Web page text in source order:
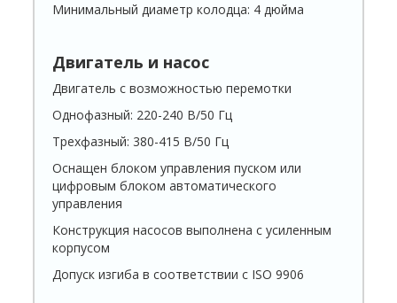
Минимальный диаметр колодца: 4 дюйма
Двигатель и насос
Двигатель с возможностью перемотки
Однофазный: 220-240 В/50 Гц
Трехфазный: 380-415 В/50 Гц
Оснащен блоком управления пуском или
цифровым блоком автоматического
управления
Конструкция насосов выполнена с усиленным
корпусом
Допуск изгиба в соответствии с ISO 9906